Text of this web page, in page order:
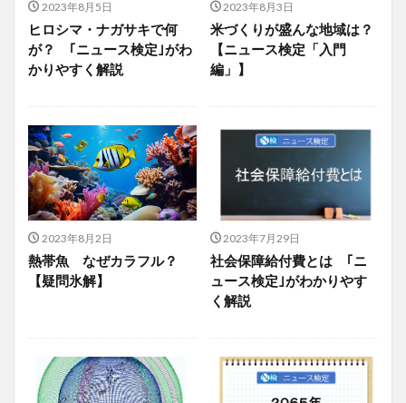
2023年8月5日
ヒロシマ・ナガサキで何
が？ ｢ニュース検定｣がわ
かりやすく解説
2023年8月3日
米づくりが盛んな地域は？
【ニュース検定「入門
編」】
2023年8月2日
熱帯魚 なぜカラフル？
【疑問氷解】
2023年7月29日
社会保障給付費とは ｢ニ
ュース検定｣がわかりやす
く解説